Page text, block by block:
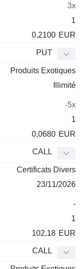
3x
1
0,2100 EUR
PUT
Produits Exotiques
Illimité
-5x
1
0,0680 EUR
CALL
Certificats Divers
23/11/2026
-
1
102,18 EUR
CALL